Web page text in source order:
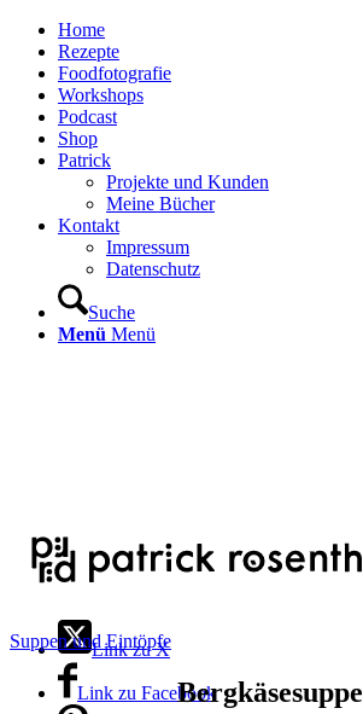
Home
Rezepte
Foodfotografie
Workshops
Podcast
Shop
Patrick
Projekte und Kunden
Meine Bücher
Kontakt
Impressum
Datenschutz
Suche
Menü Menü
Link zu X
Link zu Facebook
Suppen und Eintöpfe
Bergkäsesuppe